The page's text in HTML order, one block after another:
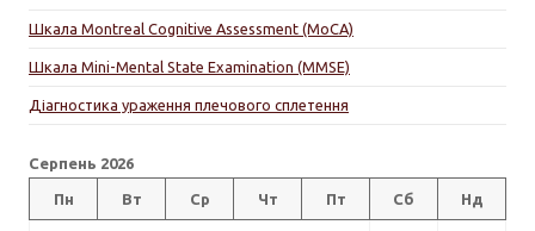
Шкала Montreal Cognitive Assessment (MoCA)
Шкала Mini-Mental State Examination (MMSE)
Діагностика ураження плечового сплетення
Серпень 2026
Пн Вт Ср Чт Пт Сб Нд